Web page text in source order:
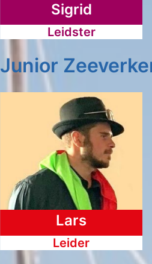
Sigrid
Leidster
Junior
Lars
Leider